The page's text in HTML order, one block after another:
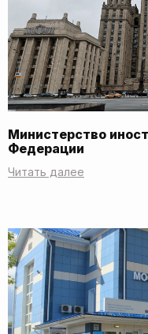
Министерство
Федерации
Читать далее